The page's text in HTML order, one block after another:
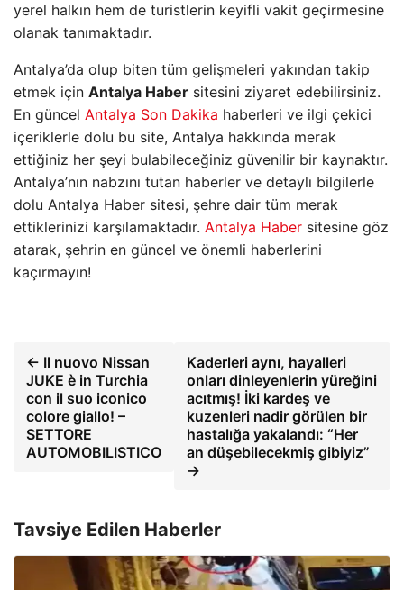
yerel halkın hem de turistlerin keyifli vakit geçirmesine
olanak tanımaktadır.
Antalya’da olup biten tüm gelişmeleri yakından takip
etmek için Antalya Haber sitesini ziyaret edebilirsiniz.
En güncel Antalya Son Dakika haberleri ve ilgi çekici
içeriklerle dolu bu site, Antalya hakkında merak
ettiğiniz her şeyi bulabileceğiniz güvenilir bir kaynaktır.
Antalya’nın nabzını tutan haberler ve detaylı bilgilerle
dolu Antalya Haber sitesi, şehre dair tüm merak
ettiklerinizi karşılamaktadır. Antalya Haber sitesine göz
atarak, şehrin en güncel ve önemli haberlerini
kaçırmayın!
← Il nuovo Nissan
JUKE è in Turchia
con il suo iconico
colore giallo! –
SETTORE
AUTOMOBILISTICO
Kaderleri aynı, hayalleri
onları dinleyenlerin yüreğini
acıtmış! İki kardeş ve
kuzenleri nadir görülen bir
hastalığa yakalandı: “Her
an düşebilecekmiş gibiyiz”
→
Tavsiye Edilen Haberler